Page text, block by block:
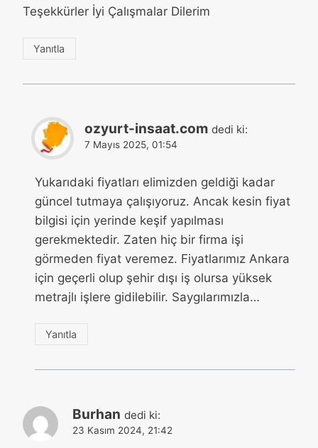
Teşekkürler İyi Çalışmalar Dilerim
Yanıtla
ozyurt-insaat.com dedi ki:
7 Mayıs 2025, 01:54
Yukarıdaki fiyatları elimizden geldiği kadar
güncel tutmaya çalışıyoruz. Ancak kesin fiyat
bilgisi için yerinde keşif yapılması
gerekmektedir. Zaten hiç bir firma işi
görmeden fiyat veremez. Fiyatlarımız Ankara
için geçerli olup şehir dışı iş olursa yüksek
metrajlı işlere gidilebilir. Saygılarımızla…
Yanıtla
Burhan dedi ki:
23 Kasım 2024, 21:42